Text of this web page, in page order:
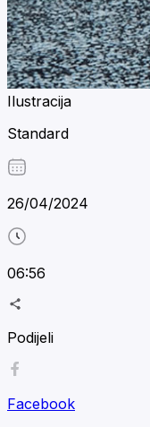
Ilustracija
Standard
26/04/2024
06:56
Podijeli
Facebook